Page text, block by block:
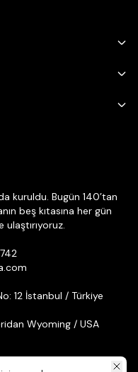
kuruldu. Bugün 140’tan
beş kıtasına her gün
12 İstanbul / Türkiye
Wyoming / USA